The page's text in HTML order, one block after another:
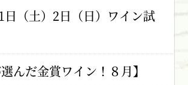
日（土）2日（日）ワイン試
んだ金賞ワイン！８月】